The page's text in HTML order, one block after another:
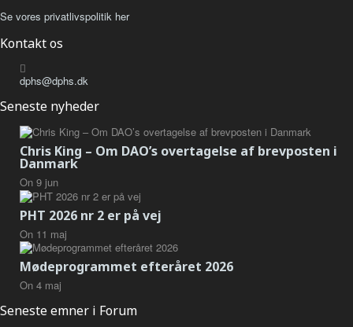
Se vores privatlivspolitik her
Kontakt os
dphs@dphs.dk
Seneste nyheder
Chris King – Om DAO’s overtagelse af brevposten i
Danmark
On 9 jun
PHT 2026 nr 2 er på vej
On 11 maj
Mødeprogrammet efteråret 2026
On 4 maj
Seneste emner i Forum